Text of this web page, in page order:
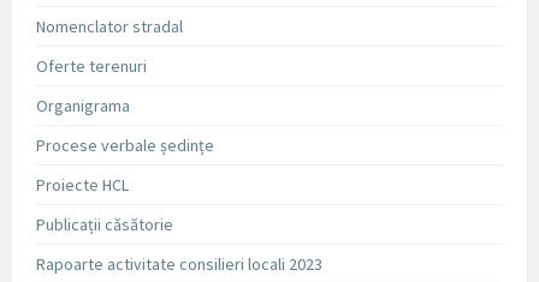
Nomenclator stradal
Oferte terenuri
Organigrama
Procese verbale ședințe
Proiecte HCL
Publicații căsătorie
Rapoarte activitate consilieri locali 2023